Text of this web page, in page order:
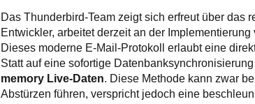
Das Thunderbird-Team zeigt sich erfreut über das
Entwickler, arbeitet derzeit an der
Dieses moderne E-Mail-Protokoll erlaubt eine
Statt auf eine sofortige
memory Live-Daten. Diese Methode kann zwar
Abstürzen führen, verspricht jedoch eine